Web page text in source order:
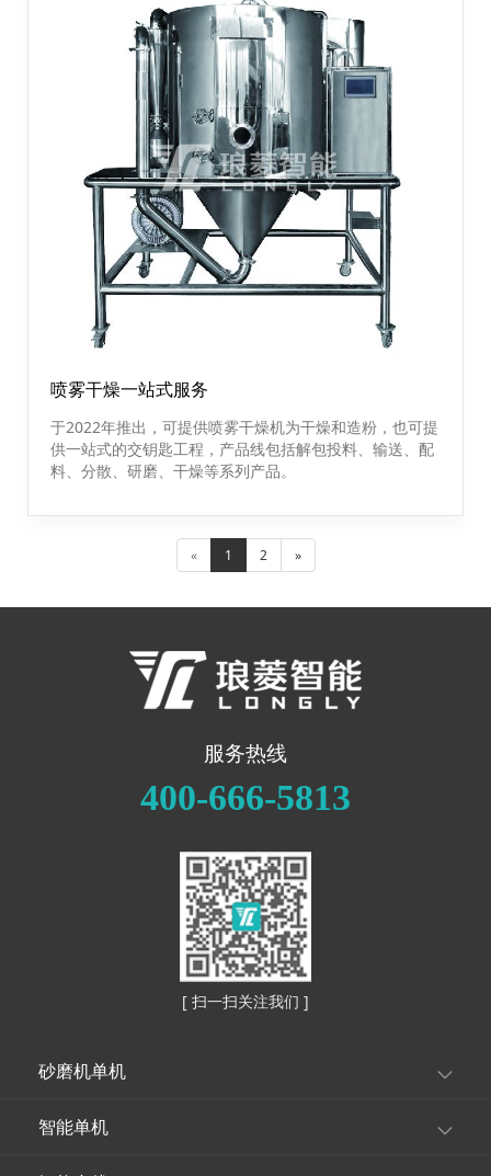
喷雾干燥一站式服务
于2022年推出，可提供喷雾干燥机为干燥和造粉，也可提
供一站式的交钥匙工程，产品线包括解包投料、输送、配
料、分散、研磨、干燥等系列产品。
« 1 2 »
服务热线
400-666-5813
[ 扫一扫关注我们 ]
砂磨机单机
智能单机